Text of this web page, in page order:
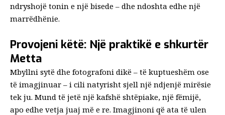
ndryshojë tonin e një bisede – dhe ndoshta edhe një
marrëdhënie.
Provojeni këtë: Një praktikë e shkurtër
Metta
Mbyllni sytë dhe fotografoni dikë – të kuptueshëm ose
të imagjinuar – i cili natyrisht sjell një ndjenjë mirësie
tek ju. Mund të jetë një kafshë shtëpiake, një fëmijë,
apo edhe vetja juaj më e re. Imagjinoni që ata të ulen